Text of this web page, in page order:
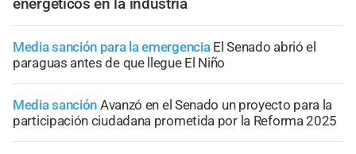
energéticos en la industria
Media sanción para la emergencia El Senado abrió el
paraguas antes de que llegue El Niño
Media sanción Avanzó en el Senado un proyecto para la
participación ciudadana prometida por la Reforma 2025